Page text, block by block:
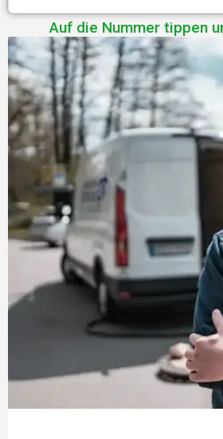
Auf die Nummer tippen